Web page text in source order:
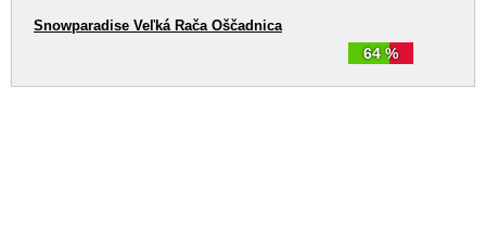
64 %
Snowparadise Veľká Rača Oščadnica